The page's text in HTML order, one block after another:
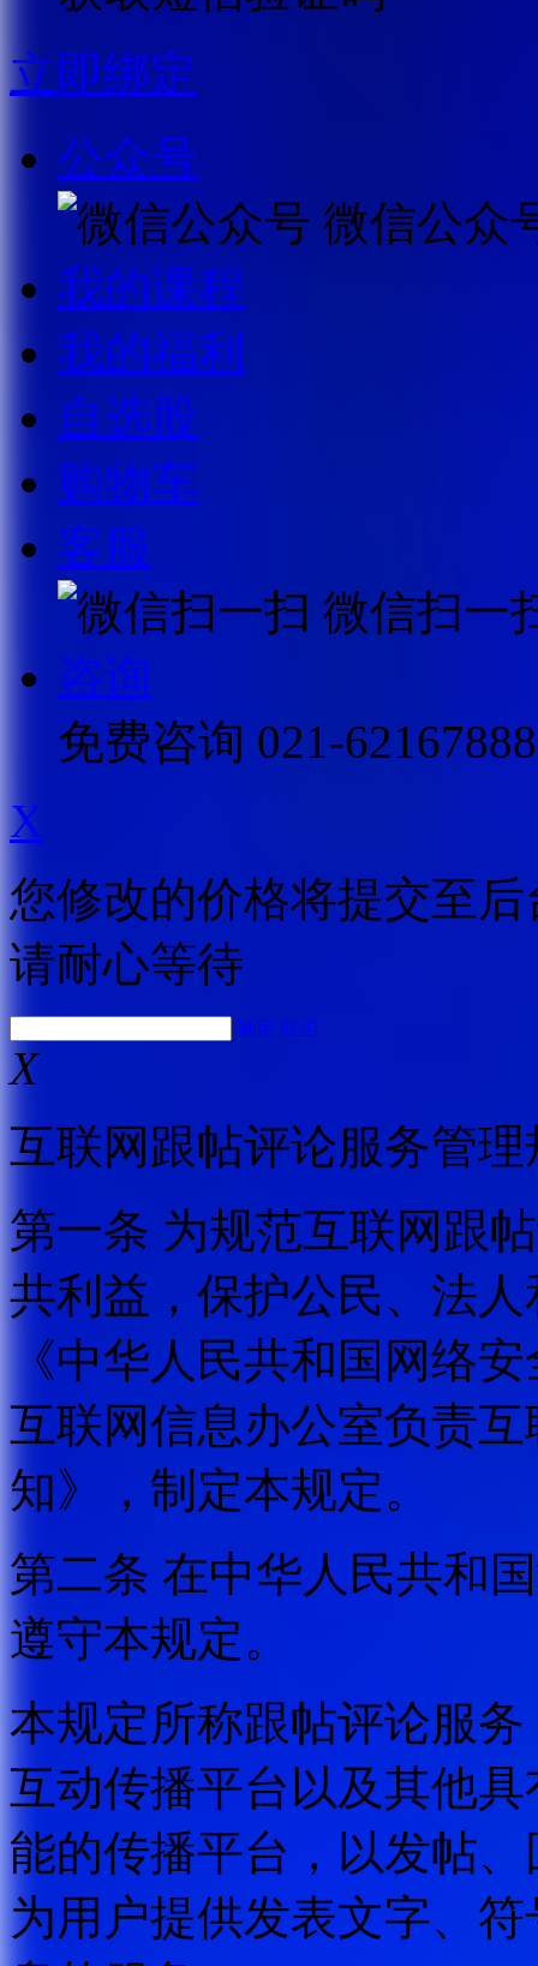
立即绑定
公众号
微信公众
我的课程
我的福利
自选股
购物车
客服
微信扫一
咨询
免费咨询 021-62167888
X
您修改的价格将提交至
请耐心等待
确定 取消
X
互联网跟帖评论服务管理
第一条 为规范互联网跟
共利益，保护公民、法
《中华人民共和国网络
互联网信息办公室负责
知》，制定本规定。
第二条 在中华人民共和
遵守本规定。
本规定所称跟帖评论服
互动传播平台以及其他
能的传播平台，以发帖
为用户提供发表文字、